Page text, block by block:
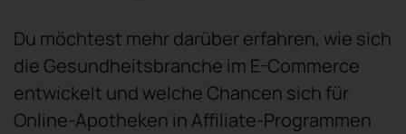
Du möchtest mehr darüber erfahren, wie sich
die Gesundheitsbranche im E-Commerce
entwickelt und welche Chancen sich für
Online-Apotheken in Affiliate-Programmen